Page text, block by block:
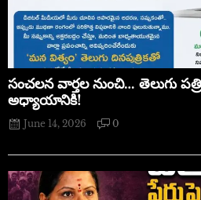
సంచలన వార్తల నుంచి… తెలుగు
అధ్యాయానికి!
June 14, 2026 0